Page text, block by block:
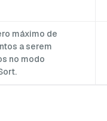
máximo de
a serem
no modo